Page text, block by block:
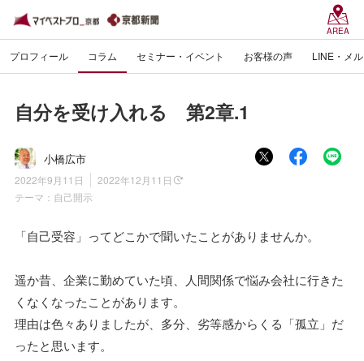
AREA
プロフィール コラム セミナー・イベント お客様の声 LINE・メ
自分を受け入れる 第2章.1
小橋広市
2022年9月11日
2022年12月11日
テーマ： 自己開示
「自己受容」ってどこかで聞いたことがありませんか。
遥か昔、企業に勤めていた頃、人間関係で悩み会社に行きた
くなくなったことがあります。
理由は色々ありましたが、多分、劣等感からくる「孤立」だ
ったと思います。